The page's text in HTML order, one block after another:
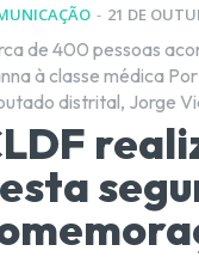
- 21 DE
de 400 pessoas
médica Por Kleber Karpov Nesta segunda-feira (21), o
distrital, Jorge